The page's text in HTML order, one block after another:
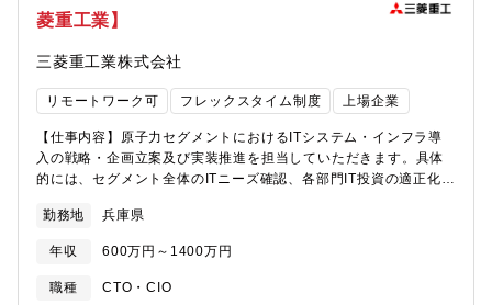
菱重工業】
三菱重工業株式会社
リモートワーク可 フレックスタイム制度 上場企業
【仕事内容】原子力セグメントにおけるITシステム・インフラ導
入の戦略・企画立案及び実装推進を担当していただきます。具体
的には、セグメント全体のITニーズ確認、各部門IT投資の適正化、
体制について
https://www.mhi.com/jp/business/nuclear/organization【具体
的な業務内容】安全・安心かつ効率的な環境で原子力事業を推進
するために、以下の業務に取り組んでいます。■ITガバナンス（セ
勤務地 兵庫県
年収 600万円～1400万円
職種
CTO・CIO